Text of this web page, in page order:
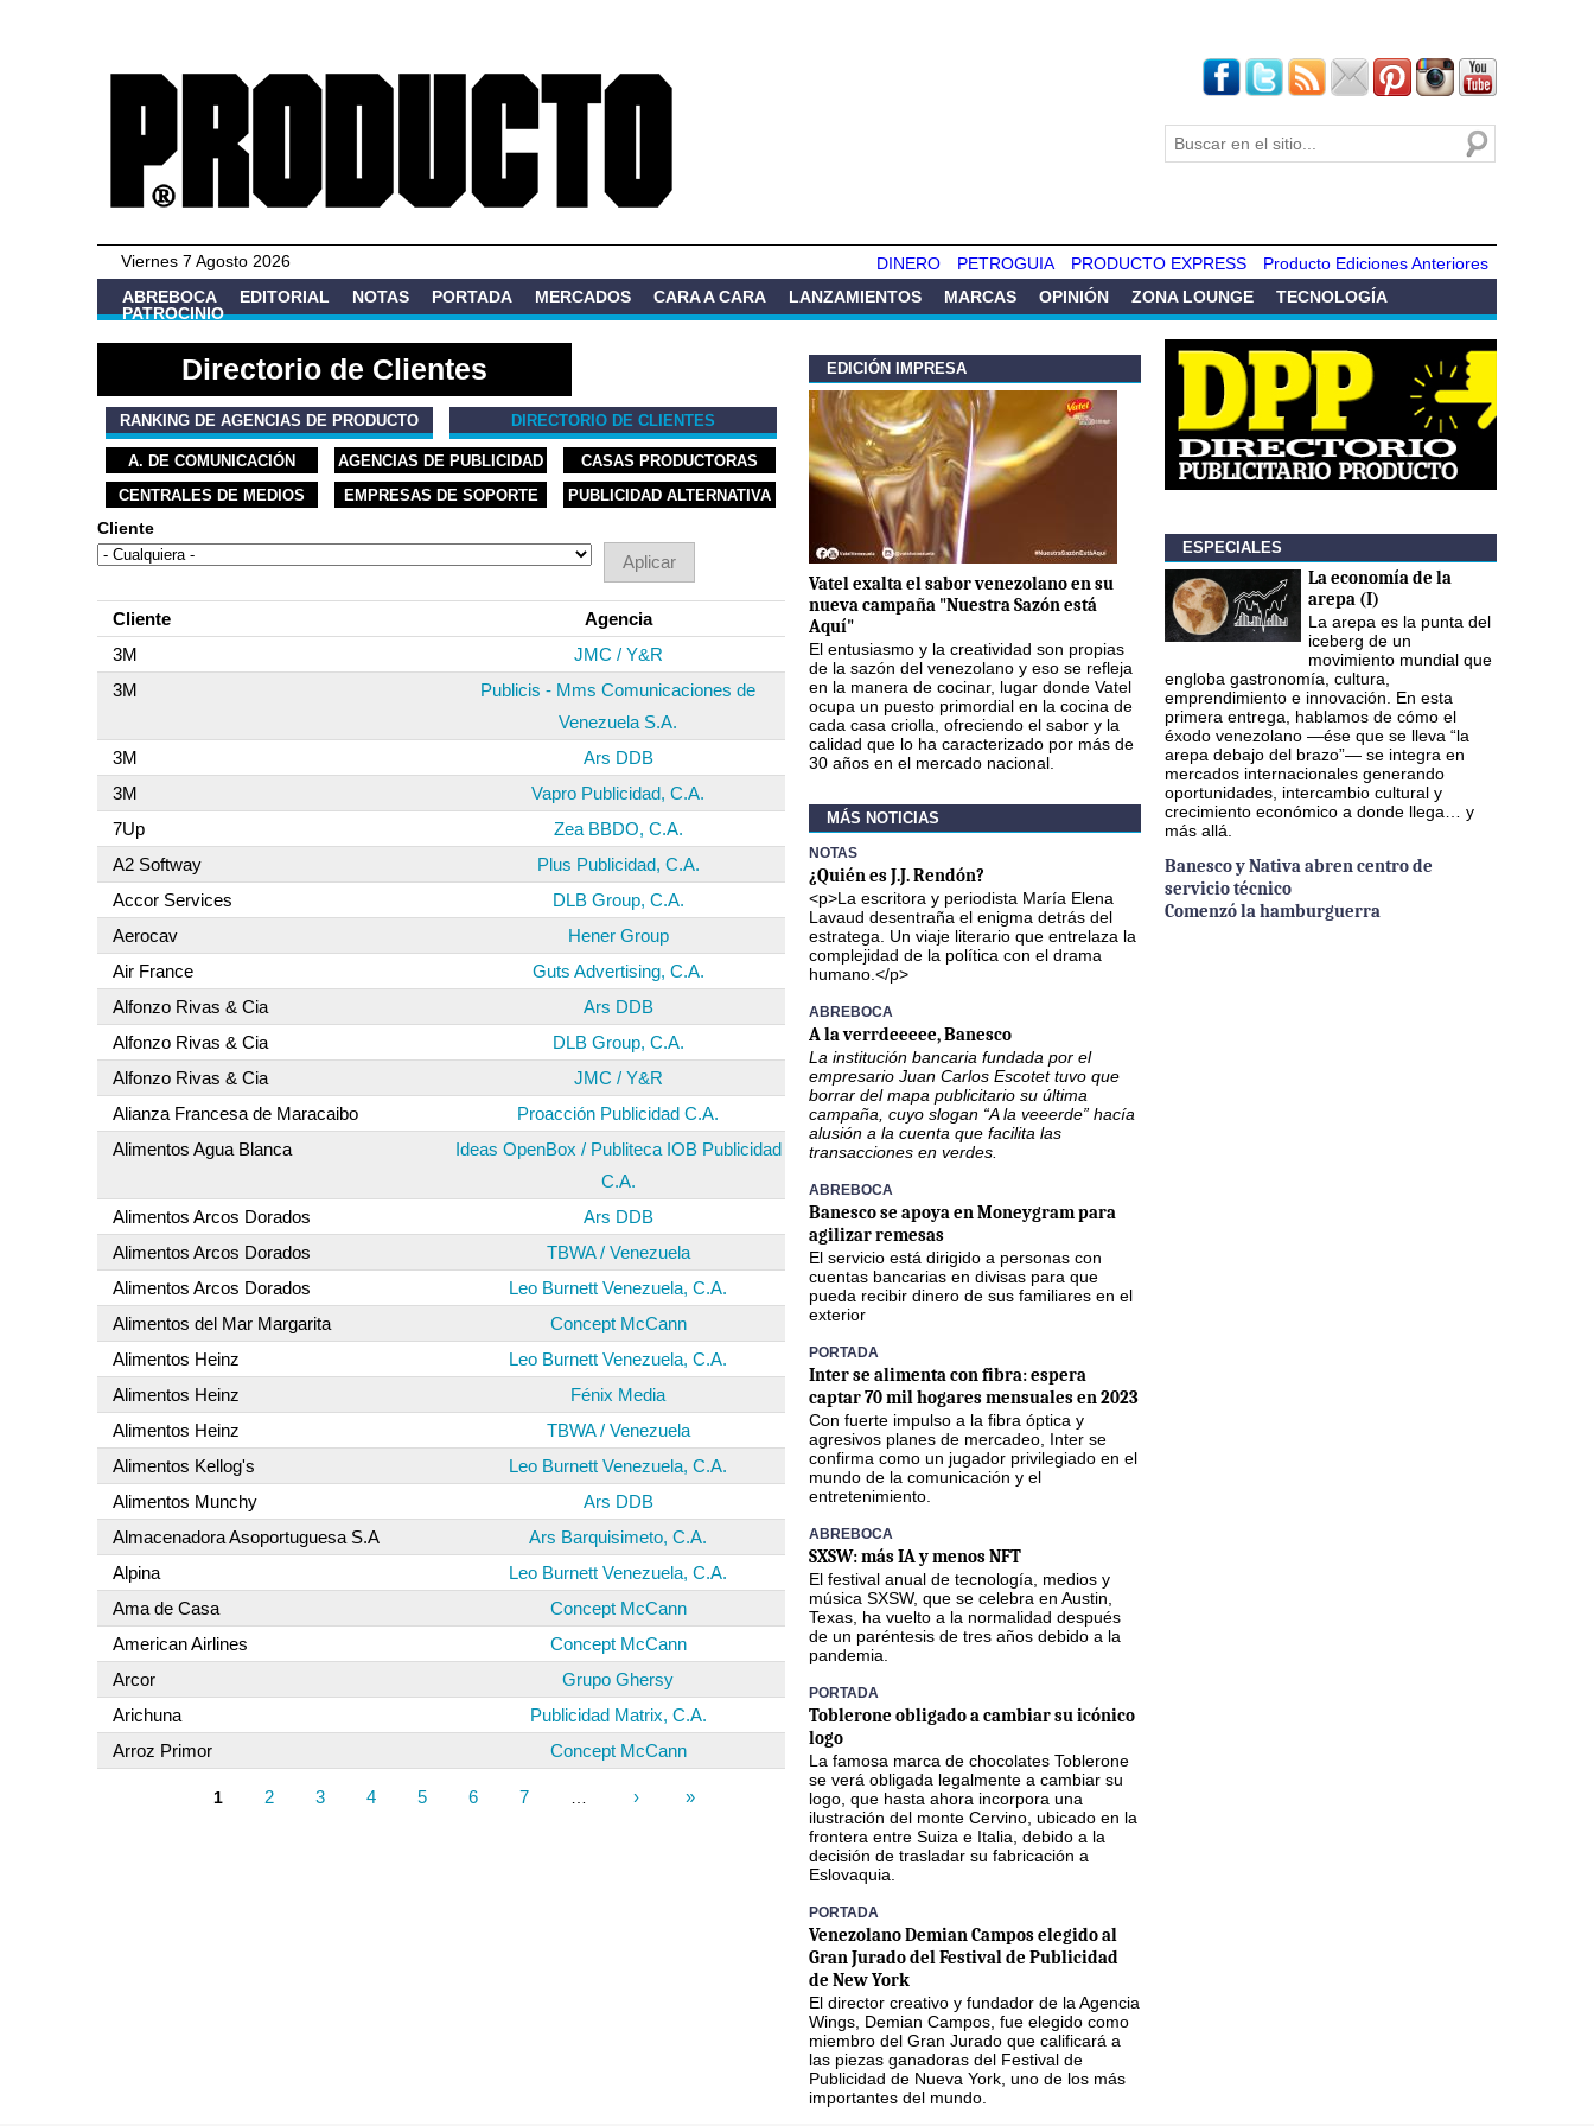
búsqueda
Buscar
Viernes 7 Agosto 2026 Producto Ediciones Anteriores
PRODUCTO EXPRESS
PETROGUIA
DINERO
ABREBOCA
EDITORIAL NOTAS PORTADA MERCADOS CARA A CARA LANZAMIENTOS MARCAS OPINIÓN ZONA LOUNGE
TECNOLOGÍA
PATROCINIO
Directorio de Clientes
RANKING DE AGENCIAS DE PRODUCTO DIRECTORIO DE CLIENTES
A. DE COMUNICACIÓN AGENCIAS DE PUBLICIDAD
CASAS PRODUCTORAS
CENTRALES DE MEDIOS
EMPRESAS DE SOPORTE PUBLICIDAD ALTERNATIVA
Cliente
Cliente
Agencia
3M
JMC / Y&R
3M
Publicis - Mms Comunicaciones de
Venezuela S.A.
3M
Ars DDB
3M
Vapro Publicidad, C.A.
7Up
Zea BBDO, C.A.
A2 Softway
Plus Publicidad, C.A.
Accor Services
DLB Group, C.A.
Aerocav
Hener Group
Air France
Guts Advertising, C.A.
Alfonzo Rivas & Cia
Ars DDB
Alfonzo Rivas & Cia
DLB Group, C.A.
Alfonzo Rivas & Cia
JMC / Y&R
Alianza Francesa de Maracaibo
Proacción Publicidad C.A.
Alimentos Agua Blanca
Ideas OpenBox / Publiteca IOB Publicidad
C.A.
Alimentos Arcos Dorados
Ars DDB
Alimentos Arcos Dorados
TBWA / Venezuela
Alimentos Arcos Dorados
Leo Burnett Venezuela, C.A.
Alimentos del Mar Margarita
Concept McCann
Alimentos Heinz
Leo Burnett Venezuela, C.A.
Alimentos Heinz
Fénix Media
Alimentos Heinz
TBWA / Venezuela
Alimentos Kellog's
Leo Burnett Venezuela, C.A.
Alimentos Munchy
Ars DDB
Almacenadora Asoportuguesa S.A
Ars Barquisimeto, C.A.
Alpina
Leo Burnett Venezuela, C.A.
Ama de Casa
Concept McCann
American Airlines
Concept McCann
Arcor
Grupo Ghersy
Arichuna
Publicidad Matrix, C.A.
Arroz Primor
Concept McCann
1 2 3 4 5 6 7 › »
EDICIÓN IMPRESA
Vatel exalta el sabor venezolano en su
nueva campaña "Nuestra Sazón está
Aquí"
El entusiasmo y la creatividad son propias
de la sazón del venezolano y eso se refleja
en la manera de cocinar, lugar donde Vatel
ocupa un puesto primordial en la cocina de
cada casa criolla, ofreciendo el sabor y la
calidad que lo ha caracterizado por más de
30 años en el mercado nacional.
MÁS NOTICIAS
NOTAS
¿Quién es J.J. Rendón?
<p>La escritora y periodista María Elena
Lavaud desentraña el enigma detrás del
estratega. Un viaje literario que entrelaza la
complejidad de la política con el drama
humano.</p>
ABREBOCA
A la verrdeeeee, Banesco
La institución bancaria fundada por el
empresario Juan Carlos Escotet tuvo que
borrar del mapa publicitario su última
campaña, cuyo slogan “A la veeerde” hacía
alusión a la cuenta que facilita las
transacciones en verdes.
ABREBOCA
Banesco se apoya en Moneygram para
agilizar remesas
El servicio está dirigido a personas con
cuentas bancarias en divisas para que
pueda recibir dinero de sus familiares en el
exterior
PORTADA
Inter se alimenta con fibra: espera
captar 70 mil hogares mensuales en 2023
Con fuerte impulso a la fibra óptica y
agresivos planes de mercadeo, Inter se
confirma como un jugador privilegiado en el
mundo de la comunicación y el
entretenimiento.
ABREBOCA
SXSW: más IA y menos NFT
El festival anual de tecnología, medios y
música SXSW, que se celebra en Austin,
Texas, ha vuelto a la normalidad después
de un paréntesis de tres años debido a la
pandemia.
PORTADA
Toblerone obligado a cambiar su icónico
logo
La famosa marca de chocolates Toblerone
se verá obligada legalmente a cambiar su
logo, que hasta ahora incorpora una
ilustración del monte Cervino, ubicado en la
frontera entre Suiza e Italia, debido a la
decisión de trasladar su fabricación a
Eslovaquia.
PORTADA
Venezolano Demian Campos elegido al
Gran Jurado del Festival de Publicidad
de New York
El director creativo y fundador de la Agencia
Wings, Demian Campos, fue elegido como
miembro del Gran Jurado que calificará a
las piezas ganadoras del Festival de
Publicidad de Nueva York, uno de los más
importantes del mundo.
ESPECIALES
La economía de la
arepa (I)
La arepa es la punta del
iceberg de un
movimiento mundial que
engloba gastronomía, cultura,
emprendimiento e innovación. En esta
primera entrega, hablamos de cómo el
éxodo venezolano —ése que se lleva “la
arepa debajo del brazo”— se integra en
mercados internacionales generando
oportunidades, intercambio cultural y
crecimiento económico a donde llega… y
más allá.
Banesco y Nativa abren centro de
servicio técnico
Comenzó la hamburguerra